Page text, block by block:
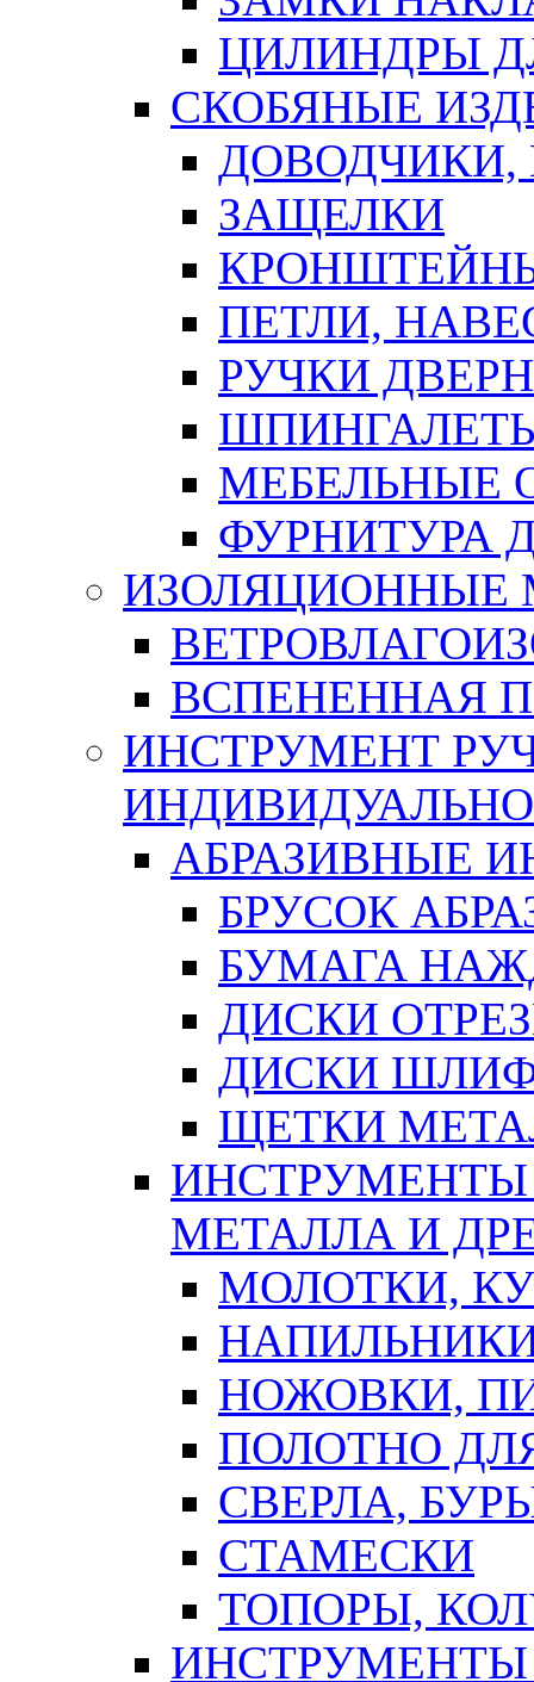
ЦИЛИНДРЫ
СКОБЯНЫЕ
ЗАЩЕЛКИ
ПЕТЛИ,
РУЧКИ
МЕБЕЛЬНЫЕ
ФУРНИТУРА
ИЗОЛЯЦИОННЫЕ
ВСПЕНЕННАЯ
ИНСТРУМЕНТ
АБРАЗИВНЫЕ
БРУСОК
БУМАГА
ДИСКИ
ДИСКИ
ЩЕТКИ
ИНСТРУМЕНТЫ
МЕТАЛЛА И
МОЛОТКИ,
НОЖОВКИ,
ПОЛОТНО
СВЕРЛА,
СТАМЕСКИ
ТОПОРЫ,
ИНСТРУМЕНТЫ